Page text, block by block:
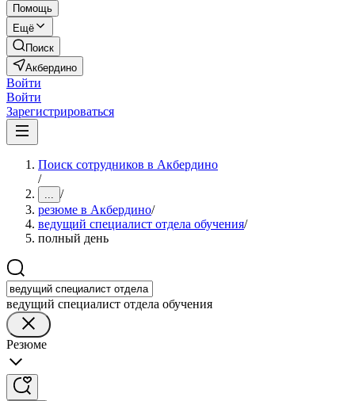
Помощь
Ещё
Поиск
Акбердино
Войти
Войти
Зарегистрироваться
Поиск сотрудников в Акбердино
/
... /
резюме в Акбердино/
ведущий специалист отдела обучения/
полный день
ведущий специалист отдела обучения
Резюме